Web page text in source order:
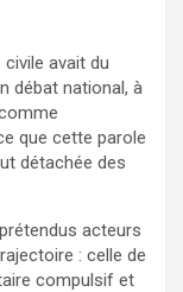
avait du
débat national, à
que cette parole
détachée des
acteurs
: celle de
compulsif et